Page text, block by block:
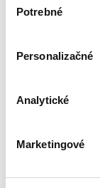
keby sme mohli
súhlasu
Potrebné
Personalizačné
Analytické
Marketingové